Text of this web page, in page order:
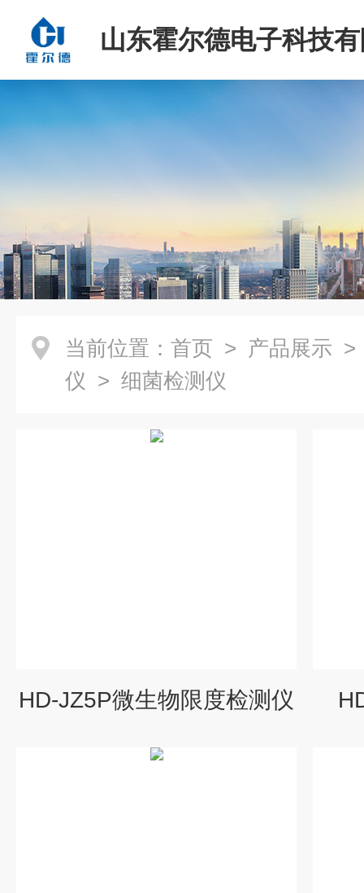
山东霍尔德电子科技
当前位置： 首页 > 产品展示
仪 > 细菌检测仪
HD-JZ5P微生物限度检测仪